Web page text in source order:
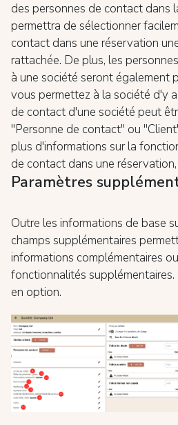
des personnes de contact dans
permettra de sélectionner
contact dans une réservation
rattachée. De plus, les
à une société seront également
vous permettez à la société d'y
de contact d'une société peut
"Personne de contact" ou
plus d'informations sur la
de contact dans une
Paramètres
Outre les informations de base
champs supplémentaires
informations complémentaires
fonctionnalités
en option.